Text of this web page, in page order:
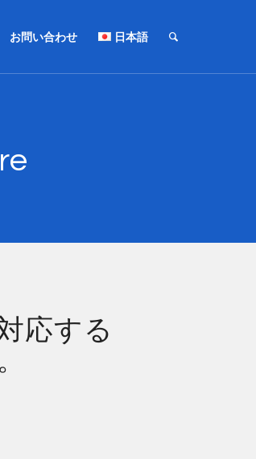
お問い合わせ 日本語
応する